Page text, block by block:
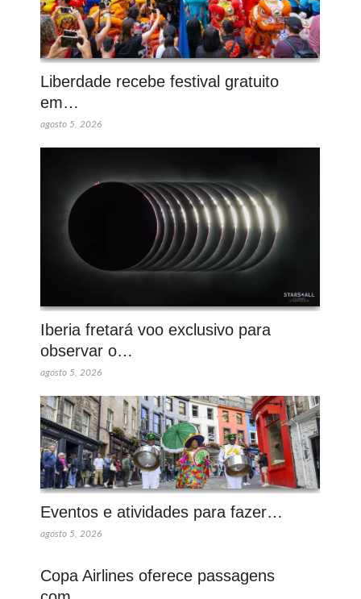
Liberdade recebe festival gratuito
em…
agosto 5, 2026
Iberia fretará voo exclusivo para
observar o…
agosto 5, 2026
Eventos e atividades para fazer…
agosto 5, 2026
Copa Airlines oferece passagens